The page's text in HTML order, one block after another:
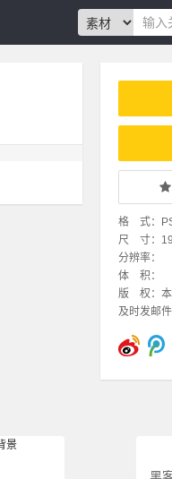
格 式：
尺 寸：
分辨率：
体 积：
版 权：本
及时发邮